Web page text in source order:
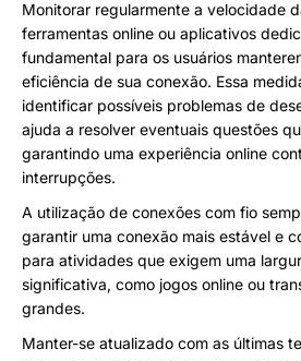
Monitorar regularmente a velocidade
ferramentas online ou aplicativos
fundamental para os usuários
eficiência de sua conexão. Essa
identificar possíveis problemas de
ajuda a resolver eventuais questões
garantindo uma experiência online
interrupções.
A utilização de conexões com fio
garantir uma conexão mais estável e
para atividades que exigem uma
significativa, como jogos online ou
grandes.
Manter-se atualizado com as últimas